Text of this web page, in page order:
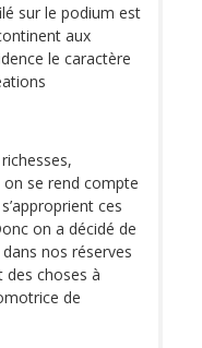
sur le podium est
aux
le caractère
on se rend compte
ces
on a décidé de
nos réserves
des choses à
de